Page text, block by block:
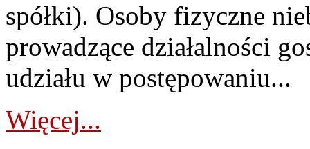
spółki). Osoby fizyczne
prowadzące działalności
udziału w postępowaniu...
Więcej...